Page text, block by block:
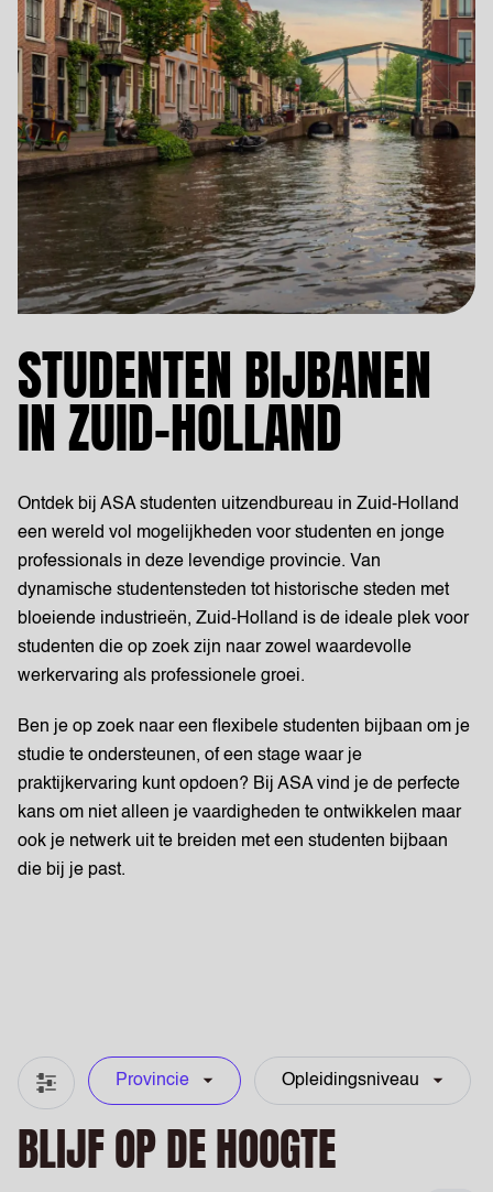
STUDENTEN BIJBANEN
IN ZUID-HOLLAND
Ontdek bij ASA studenten uitzendbureau in Zuid-Holland
een wereld vol mogelijkheden voor studenten en jonge
professionals in deze levendige provincie. Van
dynamische studentensteden tot historische steden met
bloeiende industrieën, Zuid-Holland is de ideale plek voor
studenten die op zoek zijn naar zowel waardevolle
werkervaring als professionele groei.
Ben je op zoek naar een flexibele studenten bijbaan om je
studie te ondersteunen, of een stage waar je
praktijkervaring kunt opdoen? Bij ASA vind je de perfecte
kans om niet alleen je vaardigheden te ontwikkelen maar
ook je netwerk uit te breiden met een studenten bijbaan
die bij je past.
Filter & zoeken
Provincie Opleidingsniveau
BLIJF OP DE HOOGTE